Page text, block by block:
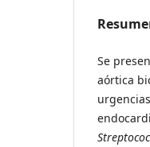
Se
aórtica